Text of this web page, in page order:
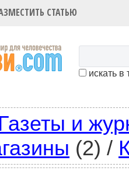
СТАТЬЮ
искать в
Газеты и
(2) /